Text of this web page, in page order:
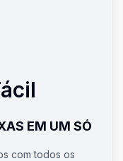
EM UM SÓ
com todos os